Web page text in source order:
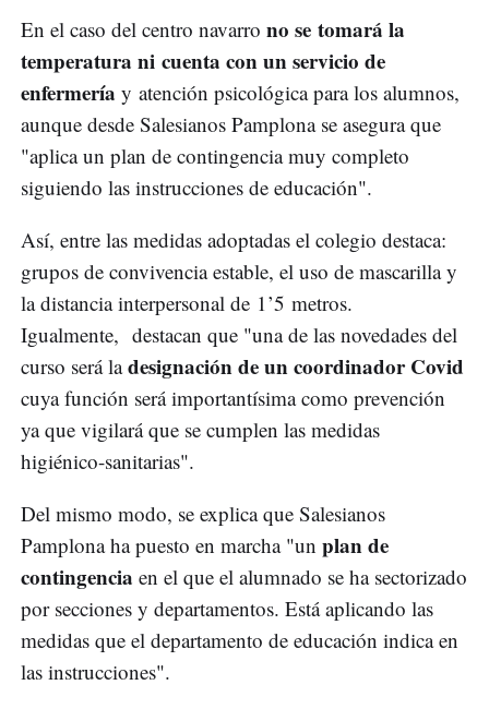
En el caso del centro navarro no se tomará la
temperatura ni cuenta con un servicio de
enfermería y atención psicológica para los alumnos,
aunque desde Salesianos Pamplona se asegura que
"aplica un plan de contingencia muy completo
siguiendo las instrucciones de educación".
Así, entre las medidas adoptadas el colegio destaca:
grupos de convivencia estable, el uso de mascarilla y
la distancia interpersonal de 1’5 metros.
Igualmente, destacan que "una de las novedades del
curso será ladesignación de un coordinador Covid
cuya función será importantísima como prevención
ya que vigilará que se cumplen las medidas
higiénico-sanitarias".
Del mismo modo, se explica que Salesianos
Pamplona ha puesto en marcha "un plan de
contingencia en el que el alumnado se ha sectorizado
por secciones y departamentos. Está aplicando las
medidas que el departamento de educación indica en
las instrucciones".